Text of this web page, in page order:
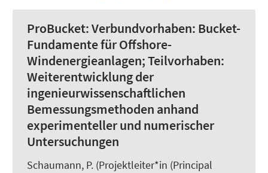
ProBucket:Verbundvorhaben: Bucket-
Fundamente für Offshore-
Windenergieanlagen; Teilvorhaben:
Weiterentwicklung der
ingenieurwissenschaftlichen
Bemessungsmethoden anhand
experimenteller und numerischer
Untersuchungen
Schaumann, P. (Projektleiter*in (Principal